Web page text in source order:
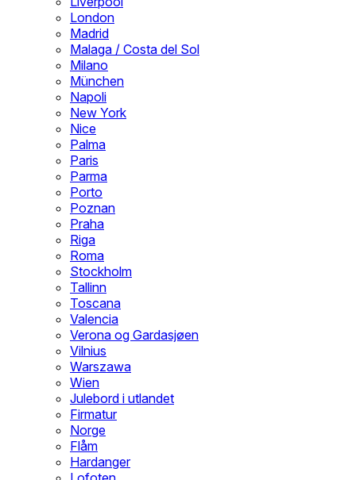
London
Madrid
Malaga / Costa del Sol
Milano
München
Napoli
New York
Nice
Palma
Paris
Parma
Porto
Poznan
Praha
Riga
Roma
Stockholm
Tallinn
Toscana
Valencia
Verona og Gardasjøen
Vilnius
Warszawa
Wien
Julebord i utlandet
Firmatur
Norge
Flåm
Hardanger